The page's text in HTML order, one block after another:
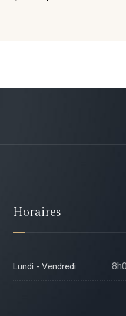
Horaires
Lundi - Vendredi